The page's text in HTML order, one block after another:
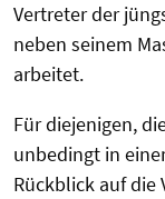
Vertreter der
neben seinem
arbeitet.
Für diejenigen,
unbedingt in
Rückblick auf